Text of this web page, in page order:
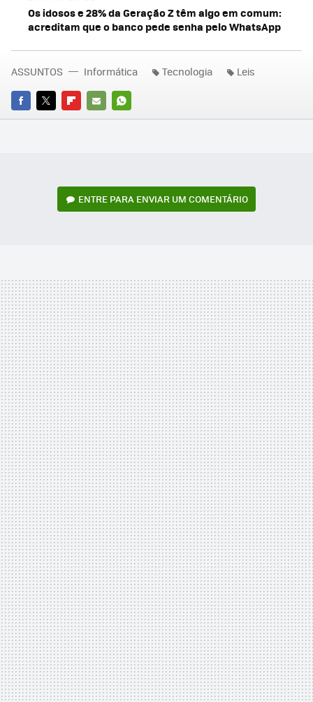
Os idosos e 28% da Geração Z têm algo em comum:
acreditam que o banco pede senha pelo WhatsApp
FACEBOOK
TWITTERFLIPBOARD
E-
WHATSAPP
ASSUNTOS Informática Tecnologia Leis
ENTRE PARA ENVIAR UM COMENTÁRIO